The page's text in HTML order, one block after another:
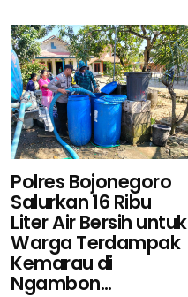
Polres Bojonegoro
Salurkan 16 Ribu
Liter Air Bersih untuk
Warga Terdampak
Kemarau di
Ngambon...